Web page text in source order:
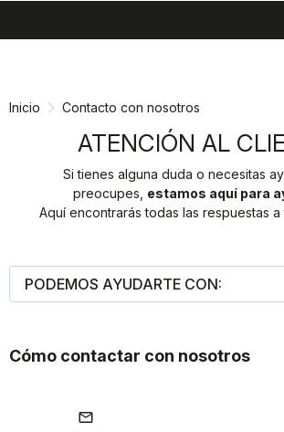
navegación
Inicio Contacto con nosotros
ATENCIÓN AL
Si tienes alguna duda o necesitas
preocupes, estamos aquí para
Aquí encontrarás todas las respuestas a
Cómo contactar con nosotros
email